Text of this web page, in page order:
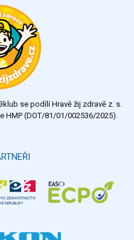
Všechny ankety
se podílí Hravě žij zdravě z. s.
HMP (DOT/81/01/002536/2025).